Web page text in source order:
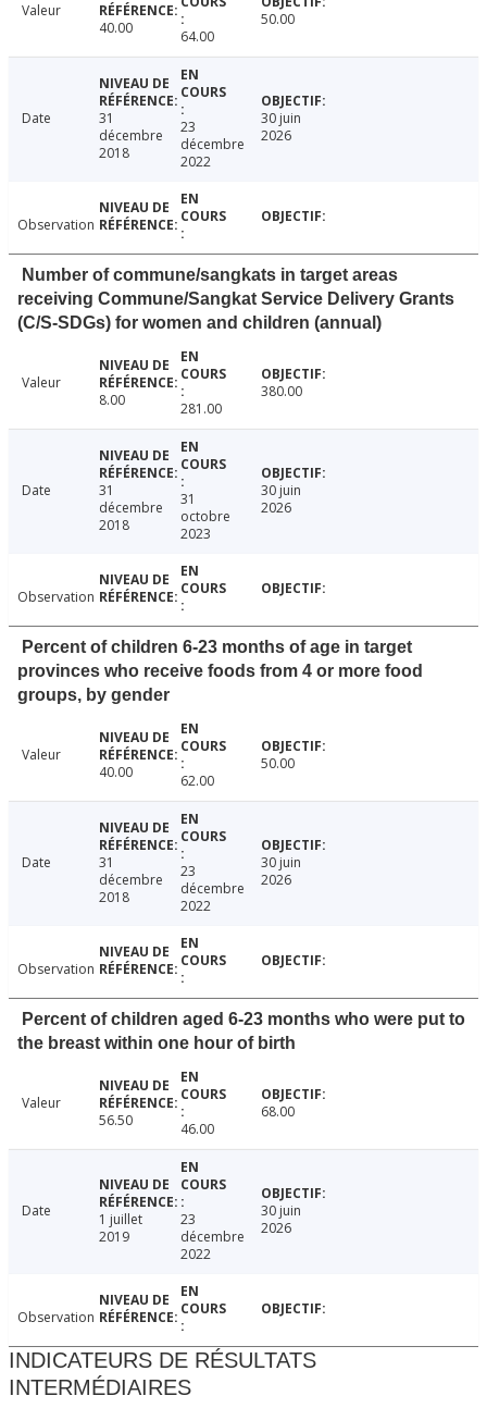
Valeur
40.00
64.00
50.00
Date
31
décembre
2018
23
décembre
2022
30 juin
2026
Observation
Number of commune/sangkats in target areas
receiving Commune/Sangkat Service Delivery Grants
(C/S-SDGs) for women and children (annual)
Valeur
8.00
281.00
380.00
Date
31
décembre
2018
31
octobre
2023
30 juin
2026
Observation
Percent of children 6-23 months of age in target
provinces who receive foods from 4 or more food
groups, by gender
Valeur
40.00
62.00
50.00
Date
31
décembre
2018
23
décembre
2022
30 juin
2026
Observation
Percent of children aged 6-23 months who were put to
the breast within one hour of birth
Valeur
56.50
46.00
68.00
Date
1 juillet
2019
23
décembre
2022
30 juin
2026
Observation
INDICATEURS DE RÉSULTATS
INTERMÉDIAIRES